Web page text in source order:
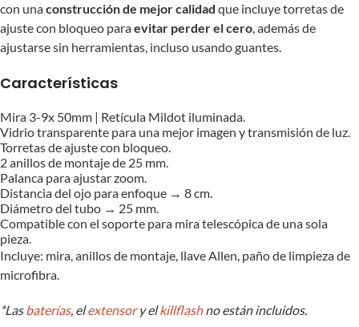
con unaconstrucción de mejor calidad que incluye torretas de
ajuste con bloqueo paraevitar perder el cero, además de
ajustarse sin herramientas, incluso usando guantes.
Características
Mira 3-9x 50mm | Retícula Mildot iluminada.
Vidrio transparente para una mejor imagen y transmisión de luz.
Torretas de ajuste con bloqueo.
2 anillos de montaje de 25 mm.
Palanca para ajustar zoom.
Distancia del ojo para enfoque → 8 cm.
Diámetro del tubo → 25 mm.
Compatible con el soporte para mira telescópica de una sola
pieza.
Incluye: mira, anillos de montaje, llave Allen, paño de limpieza de
microfibra.
*Lasbaterías, elextensory elkillflashno están incluidos.